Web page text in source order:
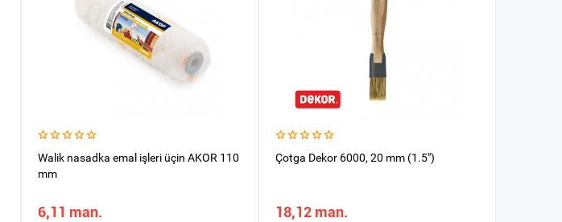
Walik nasadka emal işleri üçin AKOR 110
mm
6,11 man.
Çotga Dekor 6000, 20 mm (1.5")
18,12 man.